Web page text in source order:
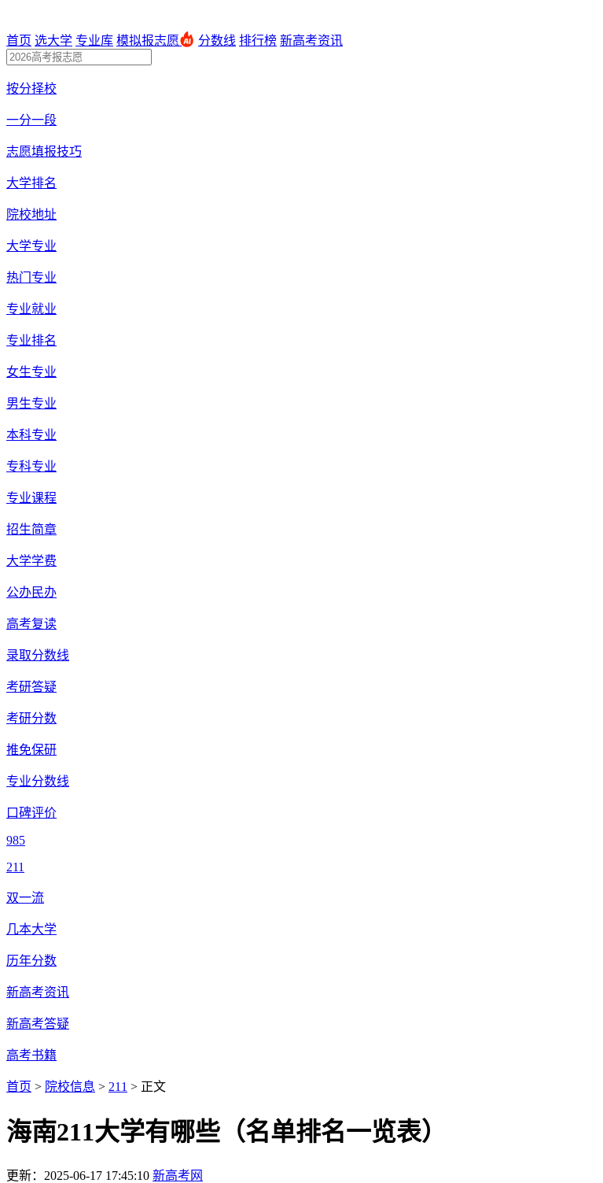
首页 选大学 专业库 模拟报志愿 分数线 排行榜 新高考资讯
按分择校
一分一段
志愿填报技巧
大学排名
院校地址
大学专业
热门专业
专业就业
专业排名
女生专业
男生专业
本科专业
专科专业
专业课程
招生简章
大学学费
公办民办
高考复读
录取分数线
考研答疑
考研分数
推免保研
专业分数线
口碑评价
985
211
双一流
几本大学
历年分数
新高考资讯
新高考答疑
高考书籍
首页 > 院校信息 > 211 > 正文
海南211大学有哪些（名单排名一览表）
更新： 2025-06-17 17:45:10 新高考网